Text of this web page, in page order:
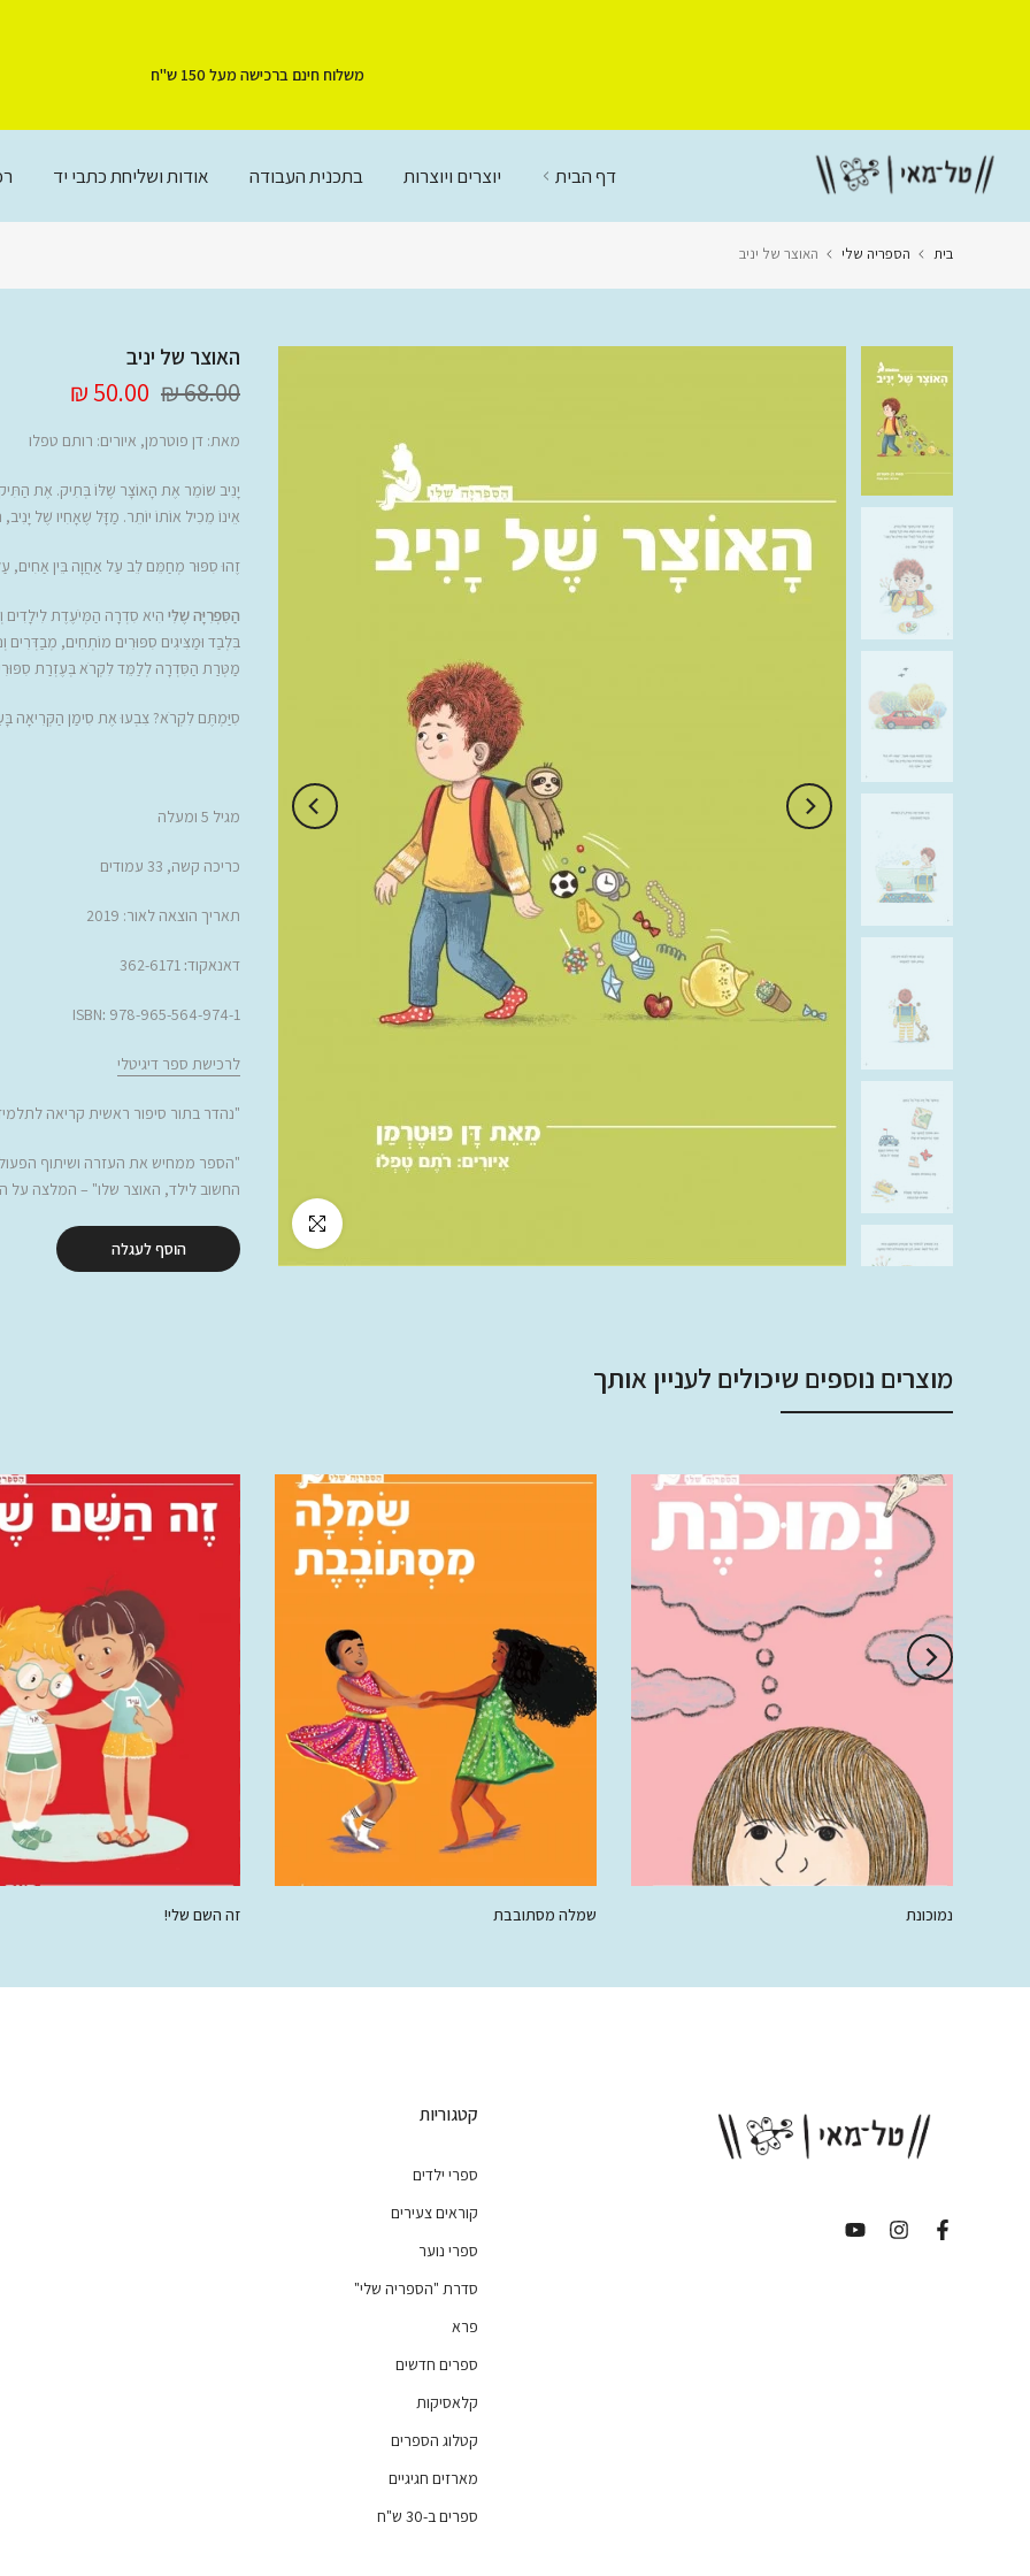
משלוח חינם ברכישה מעל 150 ש"ח
דף הבית יוצרים ויוצרות בתכנית העבודה אודות ושליחת כתבי יד
בית הספריה שלי האוצר של יניב
לחץ להגדלה
האוצר של יניב
68.00 ₪
50.00 ₪
מאת: דן פוטרמן, איורים: רותם טפלו
יָנִיב שׁוֹמֵר אֶת הָאוֹצָר שֶׁלּוֹ בְּתִיק. אֶת
אֵינוֹ מֵכִיל אוֹתוֹ יוֹתֵר. מַזָּל שֶׁאָחִיו שֶׁל
זֶהוּ סִפּוּר מְחַמֵּם לֵב עַל אַחֲוָה בֵּין אַחִים,
הַסִּפְרִיָּה שֶׁלִּי הִיא סִדְרָה הַמְּיֹעֶדֶת לִילָדִים
בִּלְבַד וּמַצִּיגִים סִפּוּרִים מוֹתְחִים, מְבַדְּרִים
מַטְּרַת הַסִּדְרָה לְלַמֵּד לִקְרֹא בְּעֶזְרַת
סִיַּמְתֶּם לִקְרֹא? צִבְעוּ אֶת סִימַן הַקְּרִיאָה
מגיל 5 ומעלה
כריכה קשה, 33 עמודים
תאריך הוצאה לאור: 2019
דאנאקוד:
362-6171
ISBN: 978-965-564-974-1
לרכישת ספר דיגיטלי
"נהדר בתור סיפור ראשית קריאה
"הספר ממחיש את העזרה ושיתוף
החשוב לילד, האוצר שלו" – המלצה על
הוסף לעגלה
מוצרים נוספים שיכולים לעניין אותך
נמוכונת
שמלה מסתובבת
זה השם שלי!
קטגוריות
ספרי ילדים
קוראים צעירים
ספרי נוער
סדרת "הספריה שלי"
פרא
ספרים חדשים
קלאסיקות
קטלוג הספרים
מארזים חגיגיים
ספרים ב-30 ש"ח